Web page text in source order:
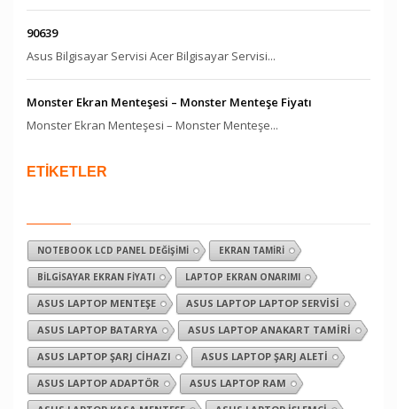
90639
Asus Bilgisayar Servisi Acer Bilgisayar Servisi...
Monster Ekran Menteşesi – Monster Menteşe Fiyatı
Monster Ekran Menteşesi – Monster Menteşe...
ETİKETLER
NOTEBOOK LCD PANEL DEĞIŞIMI EKRAN TAMIRI
BILGISAYAR EKRAN FIYATI LAPTOP EKRAN ONARIMI
ASUS LAPTOP MENTEŞE
ASUS LAPTOP LAPTOP SERVISI
ASUS LAPTOP BATARYA
ASUS LAPTOP ANAKART TAMIRI
ASUS LAPTOP ŞARJ CIHAZI
ASUS LAPTOP ŞARJ ALETI
ASUS LAPTOP ADAPTÖR
ASUS LAPTOP RAM